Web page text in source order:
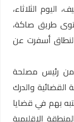
الثلاثاء،
طريق صاكة،
أسفرت عن
من رئيس مصلحة
القضائية والدرك
بهم في قضايا
الإقليمية